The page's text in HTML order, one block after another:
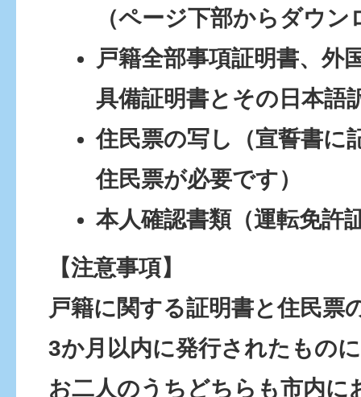
（ページ下部からダウ
戸籍全部事項証明書、外
具備証明書とその日本語
住民票の写し（宣誓書に
住民票が必要です）
本人確認書類（運転免許
【注意事項】
戸籍に関する証明書と住民票
3か月以内に発行されたもの
お二人のうちどちらも市内に